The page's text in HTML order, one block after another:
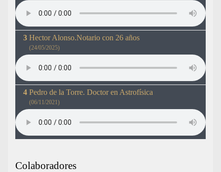
Hector Alonso.Notario con 26 años
(24/05/2025)
Pedro de la Torre. Doctor en Astrofísica
(06/11/2021)
Colaboradores